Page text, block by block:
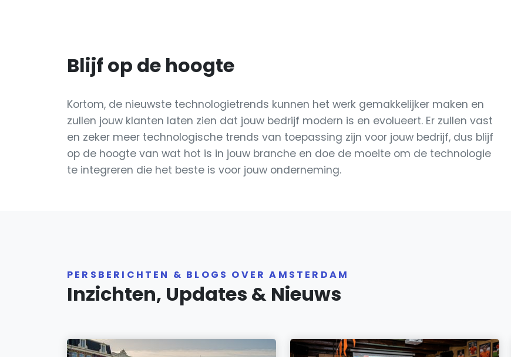
Blijf op de hoogte
Kortom, de nieuwste technologietrends kunnen het werk gemakkelijker maken en
zullen jouw klanten laten zien dat jouw bedrijf modern is en evolueert. Er zullen vast
en zeker meer technologische trends van toepassing zijn voor jouw bedrijf, dus blijf
op de hoogte van wat hot is in jouw branche en doe de moeite om de technologie
te integreren die het beste is voor jouw onderneming.
PERSBERICHTEN & BLOGS OVER AMSTERDAM
Inzichten, Updates & Nieuws